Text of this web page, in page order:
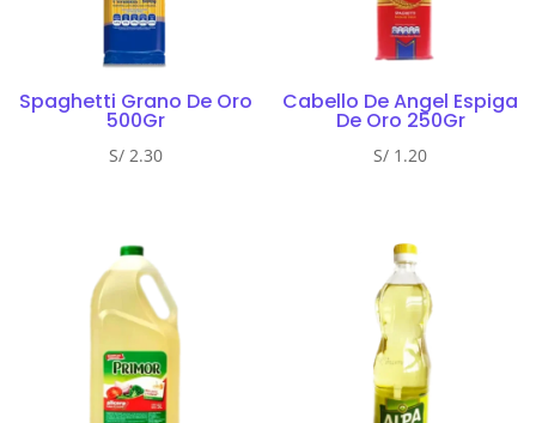
Spaghetti Grano De Oro
500Gr
S/2.30
Cabello De Angel Espiga
De Oro 250Gr
S/ 1.20